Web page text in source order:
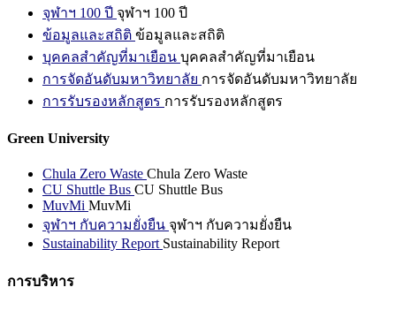
จุฬาฯ 100 ปี จุฬาฯ 100 ปี
ข้อมูลและสถิติ ข้อมูลและสถิติ
บุคคลสำคัญที่มาเยือน บุคคลสำคัญที่มาเยือน
การจัดอันดับมหาวิทยาลัย การจัดอันดับมหาวิทยาลัย
การรับรองหลักสูตร การรับรองหลักสูตร
Green University
Chula Zero Waste Chula Zero Waste
CU Shuttle Bus CU Shuttle Bus
MuvMi MuvMi
จุฬาฯ กับความยั่งยืน จุฬาฯ กับความยั่งยืน
Sustainability Report Sustainability Report
การบริหาร